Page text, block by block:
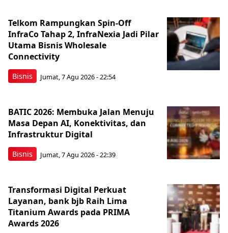
Bisnis
Telkom Rampungkan Spin-Off
InfraCo Tahap 2, InfraNexia Jadi Pilar
Utama Bisnis Wholesale
Connectivity
Jumat, 7 Agu 2026 - 22:54
Bisnis
BATIC 2026: Membuka Jalan Menuju
Masa Depan AI, Konektivitas, dan
Infrastruktur Digital
Jumat, 7 Agu 2026 - 22:39
Transformasi Digital Perkuat
Layanan, bank bjb Raih Lima
Titanium Awards pada PRIMA
Awards 2026